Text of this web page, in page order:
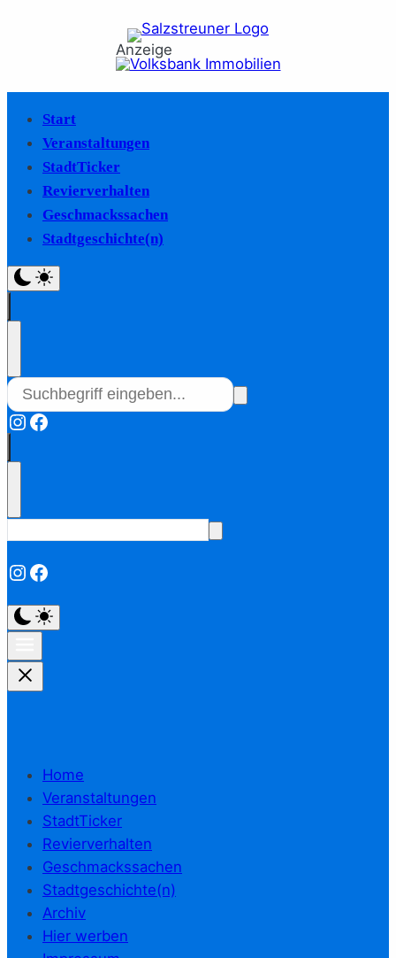
Anzeige
Start
Veranstaltungen
StadtTicker
Revierverhalten
Geschmackssachen
Stadtgeschichte(n)
Instagram
Facebook
Instagram
Facebook
Home
Veranstaltungen
StadtTicker
Revierverhalten
Geschmackssachen
Stadtgeschichte(n)
Archiv
Hier werben